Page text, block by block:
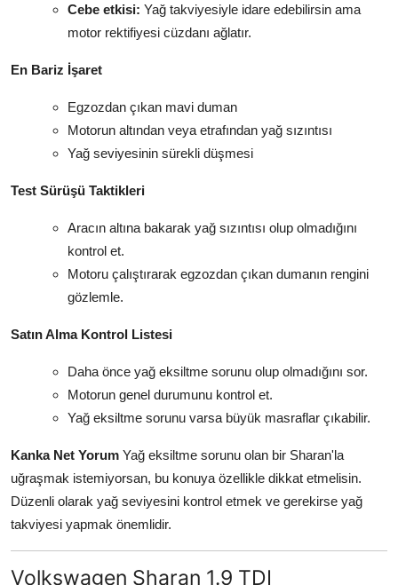
Cebe etkisi: Yağ takviyesiyle idare edebilirsin ama
motor rektifiyesi cüzdanı ağlatır.
En Bariz İşaret
Egzozdan çıkan mavi duman
Motorun altından veya etrafından yağ sızıntısı
Yağ seviyesinin sürekli düşmesi
Test Sürüşü Taktikleri
Aracın altına bakarak yağ sızıntısı olup olmadığını
kontrol et.
Motoru çalıştırarak egzozdan çıkan dumanın rengini
gözlemle.
Satın Alma Kontrol Listesi
Daha önce yağ eksiltme sorunu olup olmadığını sor.
Motorun genel durumunu kontrol et.
Yağ eksiltme sorunu varsa büyük masraflar çıkabilir.
Kanka Net Yorum Yağ eksiltme sorunu olan bir Sharan'la
uğraşmak istemiyorsan, bu konuya özellikle dikkat etmelisin.
Düzenli olarak yağ seviyesini kontrol etmek ve gerekirse yağ
takviyesi yapmak önemlidir.
Volkswagen Sharan 1.9 TDI